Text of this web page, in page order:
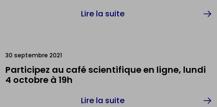
Lire la suite
30 septembre 2021
Participez au café scientifique en ligne, lundi
4 octobre à 19h
Lire la suite